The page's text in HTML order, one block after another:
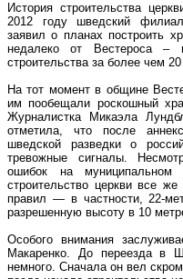
История строительства
2012 году шведский филиал
заявил о планах построить
недалеко от Вестероса –
строительства за более чем
На тот момент в общине
им пообещали роскошный
Журналистка Микаэла
отметила, что после
шведской разведки о
тревожные сигналы.
ошибок на муниципальном
строительство церкви все
правил — в частности, 22-
разрешенную высоту в 10
Особого внимания
Макаренко. До переезда в
немного. Сначала он вел